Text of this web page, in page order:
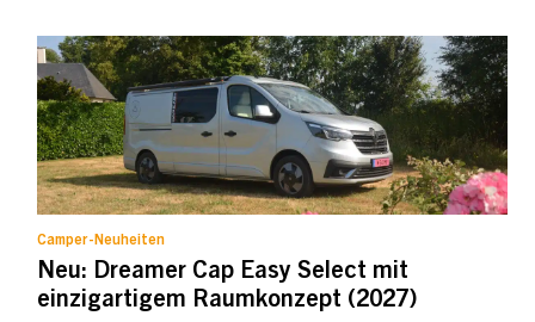
Camper-Neuheiten
Neu: Dreamer Cap Easy Select mit
einzigartigem Raumkonzept (2027)